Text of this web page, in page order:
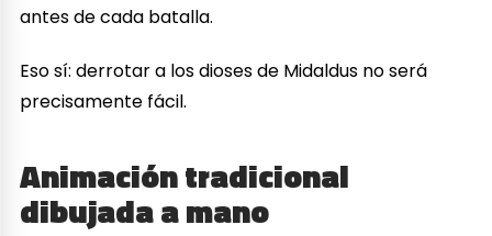
antes de cada batalla.
Eso sí: derrotar a los dioses de Midaldus no será
precisamente fácil.
Animación tradicional
dibujada a mano